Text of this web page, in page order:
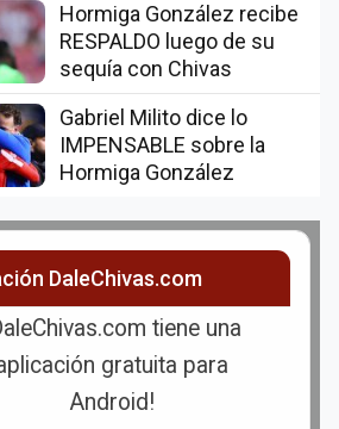
Hormiga González recibe
RESPALDO luego de su
sequía con Chivas
Gabriel Milito dice lo
IMPENSABLE sobre la
Hormiga González
DaleChivas.com
tiene una
gratuita para
Android!